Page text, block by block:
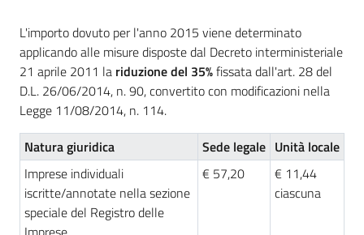
Promuovere
l'impresa
e
il
territorio
Tutelare
l'Impresa
e
L'importo dovuto per l'anno 2015 viene determinato
applicando alle misure disposte dal Decreto interministeriale
21 aprile 2011 la riduzione del 35%fissata dall'art. 28 del
D.L. 26/06/2014, n. 90, convertito con modificazioni nella
Legge 11/08/2014, n. 114.
Natura giuridica
Sede legale Unità locale
Imprese individuali
iscritte/annotate nella sezione
speciale del Registro delle
€ 57,20
€ 11,44
ciascuna